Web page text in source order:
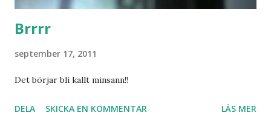
Brrrr
september 17, 2011
Det börjar bli kallt minsann!!
DELA SKICKA EN KOMMENTAR LÄS MER